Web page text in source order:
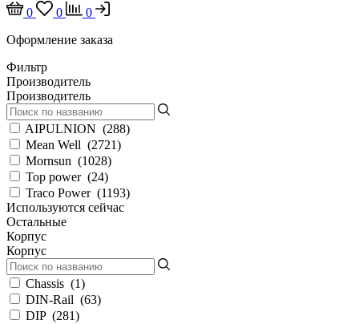
0
0
0
Оформление заказа
Фильтр
Производитель
Производитель
AIPULNION (288)
Mean Well (2721)
Mornsun (1028)
Top power (24)
Traco Power (1193)
Используются сейчас
Остальные
Корпус
Корпус
Chassis (1)
DIN-Rail (63)
DIP (281)